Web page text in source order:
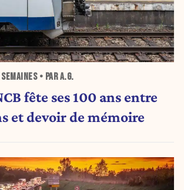
• PAR A.G.
fête ses 100 ans entre
et devoir de mémoire